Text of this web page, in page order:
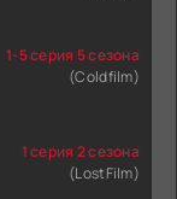
1-5 серия 5 сезона
(Coldfilm)
1 серия 2 сезона
(LostFilm)